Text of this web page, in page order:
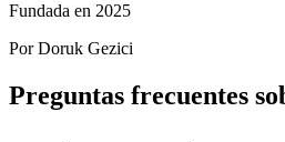
Fundada en 2025
Por Doruk Gezici
Preguntas frecuentes